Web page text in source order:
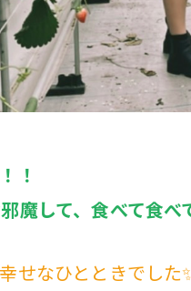
！
魔して、食べて食べ
せなひとときでした